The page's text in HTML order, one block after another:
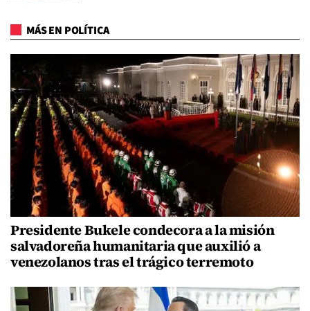
MÁS EN POLÍTICA
Presidente Bukele condecora a la misión
salvadoreña humanitaria que auxilió a
venezolanos tras el trágico terremoto